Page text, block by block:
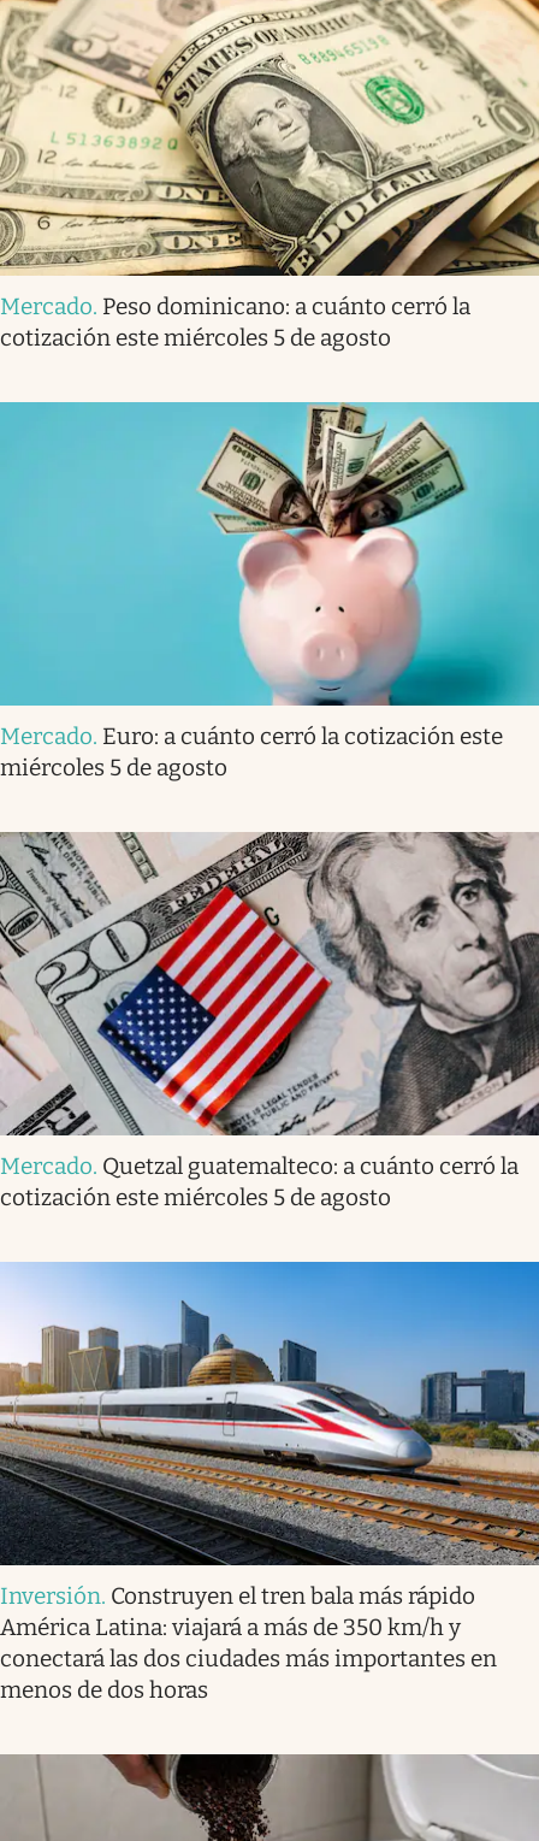
Mercado. Peso dominicano: a cuánto cerró la
cotización este miércoles 5 de agosto
Mercado. Euro: a cuánto cerró la cotización este
miércoles 5 de agosto
Mercado. Quetzal guatemalteco: a cuánto cerró la
cotización este miércoles 5 de agosto
Inversión. Construyen el tren bala más rápido
América Latina: viajará a más de 350 km/h y
conectará las dos ciudades más importantes en
menos de dos horas